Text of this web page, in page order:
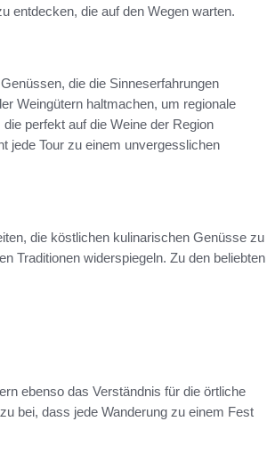
entdecken, die auf den Wegen warten.
die die Sinneserfahrungen
Weingütern haltmachen, um regionale
perfekt auf die Weine der Region
jede Tour zu einem unvergesslichen
die köstlichen kulinarischen Genüsse zu
Traditionen widerspiegeln. Zu den beliebten
ebenso das Verständnis für die örtliche
bei, dass jede Wanderung zu einem Fest